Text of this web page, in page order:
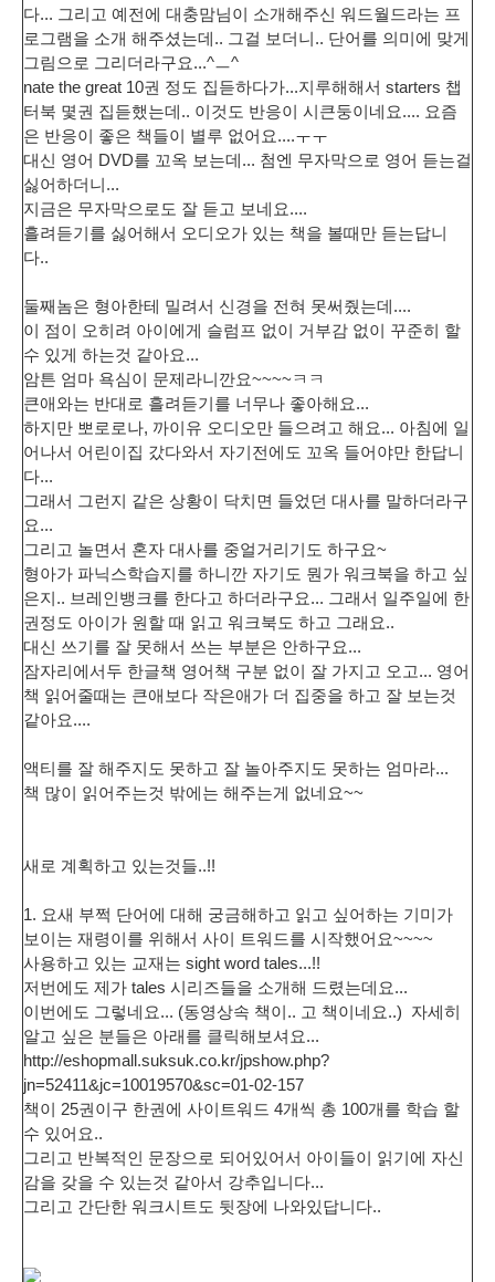
다... 그리고 예전에 대충맘님이 소개해주신 워드월드라는 프
로그램을 소개 해주셨는데.. 그걸 보더니.. 단어를 의미에 맞게
그림으로 그리더라구요...^ㅡ^
nate the great 10권 정도 집듣하다가...지루해해서 starters 챕
터북 몇권 집듣했는데.. 이것도 반응이 시큰둥이네요.... 요즘
은 반응이 좋은 책들이 별루 없어요....ㅜㅜ
대신 영어 DVD를 꼬옥 보는데... 첨엔 무자막으로 영어 듣는걸
싫어하더니...
지금은 무자막으로도 잘 듣고 보네요....
흘려듣기를 싫어해서 오디오가 있는 책을 볼때만 듣는답니
다..
둘째놈은 형아한테 밀려서 신경을 전혀 못써줬는데....
이 점이 오히려 아이에게 슬럼프 없이 거부감 없이 꾸준히 할
수 있게 하는것 같아요...
암튼 엄마 욕심이 문제라니깐요~~~~ㅋㅋ
큰애와는 반대로 흘려듣기를 너무나 좋아해요...
하지만 뽀로로나, 까이유 오디오만 들으려고 해요... 아침에 일
어나서 어린이집 갔다와서 자기전에도 꼬옥 들어야만 한답니
다...
그래서 그런지 같은 상황이 닥치면 들었던 대사를 말하더라구
요...
그리고 놀면서 혼자 대사를 중얼거리기도 하구요~
형아가 파닉스학습지를 하니깐 자기도 뭔가 워크북을 하고 싶
은지.. 브레인뱅크를 한다고 하더라구요... 그래서 일주일에 한
권정도 아이가 원할 때 읽고 워크북도 하고 그래요..
대신 쓰기를 잘 못해서 쓰는 부분은 안하구요...
잠자리에서두 한글책 영어책 구분 없이 잘 가지고 오고... 영어
책 읽어줄때는 큰애보다 작은애가 더 집중을 하고 잘 보는것
같아요....
액티를 잘 해주지도 못하고 잘 놀아주지도 못하는 엄마라...
책 많이 읽어주는것 밖에는 해주는게 없네요~~
새로 계획하고 있는것들..!!
1. 요새 부쩍 단어에 대해 궁금해하고 읽고 싶어하는 기미가
보이는 재령이를 위해서 사이 트워드를 시작했어요~~~~
사용하고 있는 교재는 sight word tales...!!
저번에도 제가 tales 시리즈들을 소개해 드렸는데요...
이번에도 그렇네요... (동영상속 책이.. 고 책이네요..) 자세히
알고 싶은 분들은 아래를 클릭해보셔요...
http://eshopmall.suksuk.co.kr/jpshow.php?
jn=52411&jc=10019570&sc=01-02-157
책이 25권이구 한권에 사이트워드 4개씩 총 100개를 학습 할
수 있어요..
그리고 반복적인 문장으로 되어있어서 아이들이 읽기에 자신
감을 갖을 수 있는것 같아서 강추입니다...
그리고 간단한 워크시트도 뒷장에 나와있답니다..